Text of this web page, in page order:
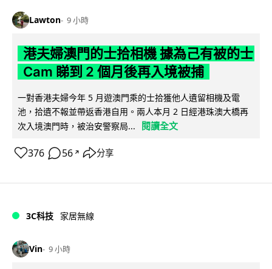
Lawton 9 小時
港夫婦澳門的士拾相機 據為己有被的士
Cam 睇到 2 個月後再入境被捕
一對香港夫婦今年 5 月遊澳門乘的士拾獲他人遺留相機及電
池，拾遺不報並帶返香港自用。兩人本月 2 日經港珠澳大橋再
次入境澳門時，被治安警察局...
閱讀全文
376 56 ↗ 分享
3C科技 家居無線
Vin 9 小時